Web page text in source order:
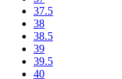
37.5
38
38.5
39
39.5
40